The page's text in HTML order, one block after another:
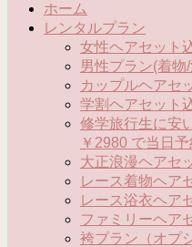
ホーム
レンタルプラン
女性ヘアセット
男性プラン(着物
カップルヘアセ
学割ヘアセット
修学旅行生に安
￥2980 で当日
大正浪漫ヘアセ
レース着物ヘア
レース浴衣ヘア
ファミリーヘア
袴プラン（オプ